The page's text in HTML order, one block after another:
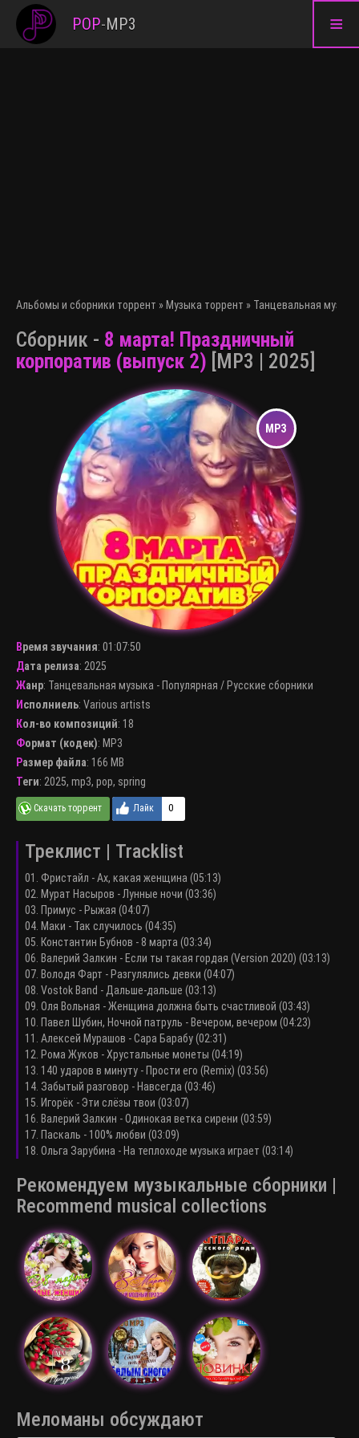
≡
POP-MP3
Альбомы и сборники торрент » Музыка торрент » Танцевальная
Сборник - 8 марта! Праздничный
корпоратив (выпуск 2) [MP3 | 2025]
Время звучания: 01:07:50
Дата релиза: 2025
Жанр: Танцевальная музыка - Популярная / Русские сборники
Исполниель: Various artists
Кол-во композиций: 18
Формат (кодек): MP3
Размер файла: 166 MB
Теги: 2025, mp3, pop, spring
0
Треклист | Tracklist
01. Фристайл - Ах, какая женщина (05:13)
02. Мурат Насыров - Лунные ночи (03:36)
03. Примус - Рыжая (04:07)
04. Маки - Так случилось (04:35)
05. Константин Бубнов - 8 марта (03:34)
06. Валерий Залкин - Если ты такая гордая (Version 2020) (03:13)
07. Володя Фарт - Разгулялись девки (04:07)
08. Vostok Band - Дальше-дальше (03:13)
09. Оля Вольная - Женщина должна быть счастливой (03:43)
10. Павел Шубин, Ночной патруль - Вечером, вечером (04:23)
11. Алексей Мурашов - Сара Барабу (02:31)
12. Рома Жуков - Хрустальные монеты (04:19)
13. 140 ударов в минуту - Прости его (Remix) (03:56)
14. Забытый разговор - Навсегда (03:46)
15. Игорёк - Эти слёзы твои (03:07)
16. Валерий Залкин - Одинокая ветка сирени (03:59)
17. Паскаль - 100% любви (03:09)
18. Ольга Зарубина - На теплоходе музыка играет (03:14)
Рекомендуем музыкальные сборники |
Recommend musical collections
Меломаны обсуждают